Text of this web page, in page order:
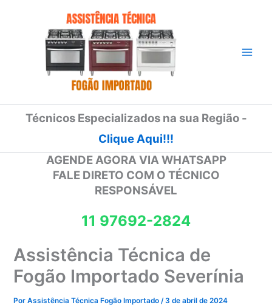
Técnicos Especializados na sua Região -
Clique Aqui!!!
AGENDE AGORA VIA WHATSAPP
FALE DIRETO COM O TÉCNICO
RESPONSÁVEL
11 97692-2824
Assistência Técnica de
Fogão Importado Severínia
PorAssistência Técnica Fogão Importado/3 de abril de 2024